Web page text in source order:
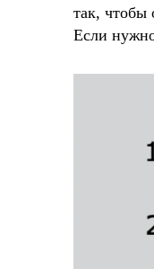
так, чтобы
Если